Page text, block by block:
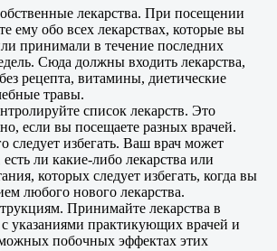
лекарства. При посещении
ему обо всех лекарствах, которые вы
принимали в течение последних
Сюда должны входить лекарства,
рецепта, витамины, диетические
травы.
список лекарств. Это
если вы посещаете разных врачей.
следует избегать. Ваш врач может
есть ли какие-либо лекарства или
которых следует избегать, когда вы
любого нового лекарства.
Принимайте лекарства в
с указаниями практикующих врачей и
побочных эффектах этих